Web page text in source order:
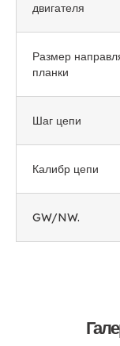
двигателя
Размер
планки
Шаг цепи
Калибр цепи
GW/NW.